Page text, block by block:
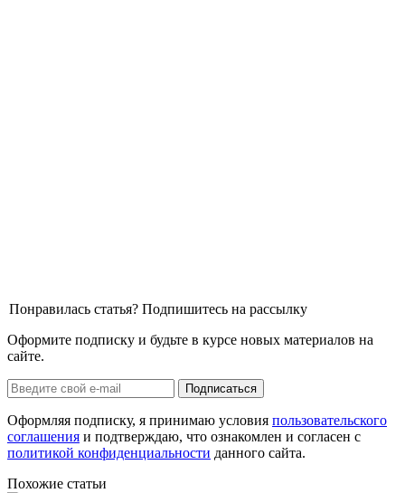
Понравилась статья? Подпишитесь на рассылку
Оформите подписку и будьте в курсе новых материалов на
сайте.
Оформляя подписку, я принимаю условия пользовательского
соглашения и подтверждаю, что ознакомлен и согласен с
политикой конфиденциальности данного сайта.
Похожие статьи